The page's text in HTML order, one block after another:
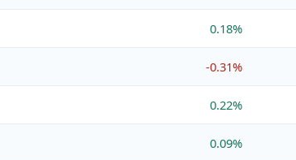
0.18%
-0.31%
0.22%
0.09%